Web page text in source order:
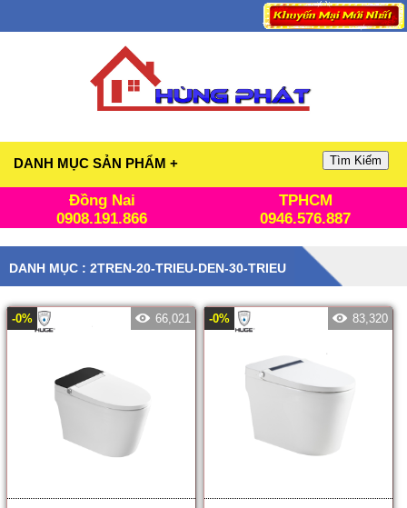
DANH MỤC SẢN PHẨM + Tìm Kiếm
Đồng Nai
0908.191.866
TPHCM
0946.576.887
DANH MỤC : 2TREN-20-TRIEU-DEN-30-TRIEU
-0% 66,021 -0% 83,320